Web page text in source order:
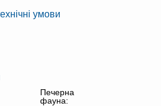
умови
Печерна
фауна: